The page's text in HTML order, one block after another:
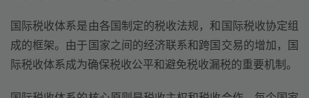
国际税收体系是由各国制定的税收法规，和国际税收协定组
成的框架。由于国家之间的经济联系和跨国交易的增加，国
际税收体系成为确保税收公平和避免税收漏税的重要机制。